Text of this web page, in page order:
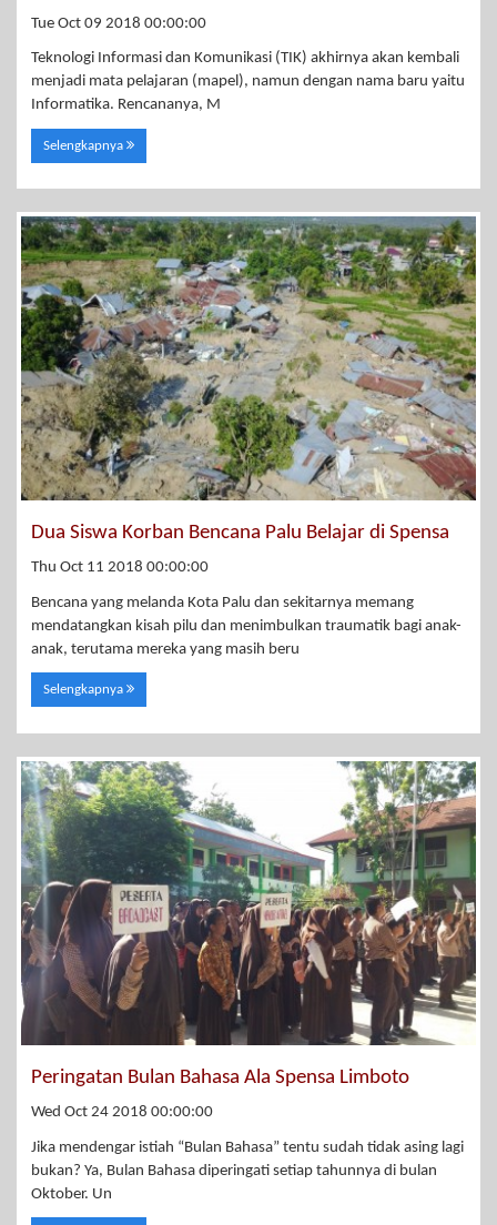
Tue Oct 09 2018 00:00:00
Teknologi Informasi dan Komunikasi (TIK) akhirnya akan kembali
menjadi mata pelajaran (mapel), namun dengan nama baru yaitu
Informatika. Rencananya, M
Selengkapnya
Dua Siswa Korban Bencana Palu Belajar di Spensa
Thu Oct 11 2018 00:00:00
Bencana yang melanda Kota Palu dan sekitarnya memang
mendatangkan kisah pilu dan menimbulkan traumatik bagi anak-
anak, terutama mereka yang masih beru
Selengkapnya
Peringatan Bulan Bahasa Ala Spensa Limboto
Wed Oct 24 2018 00:00:00
Jika mendengar istiah “Bulan Bahasa” tentu sudah tidak asing lagi
bukan? Ya, Bulan Bahasa diperingati setiap tahunnya di bulan
Oktober. Un